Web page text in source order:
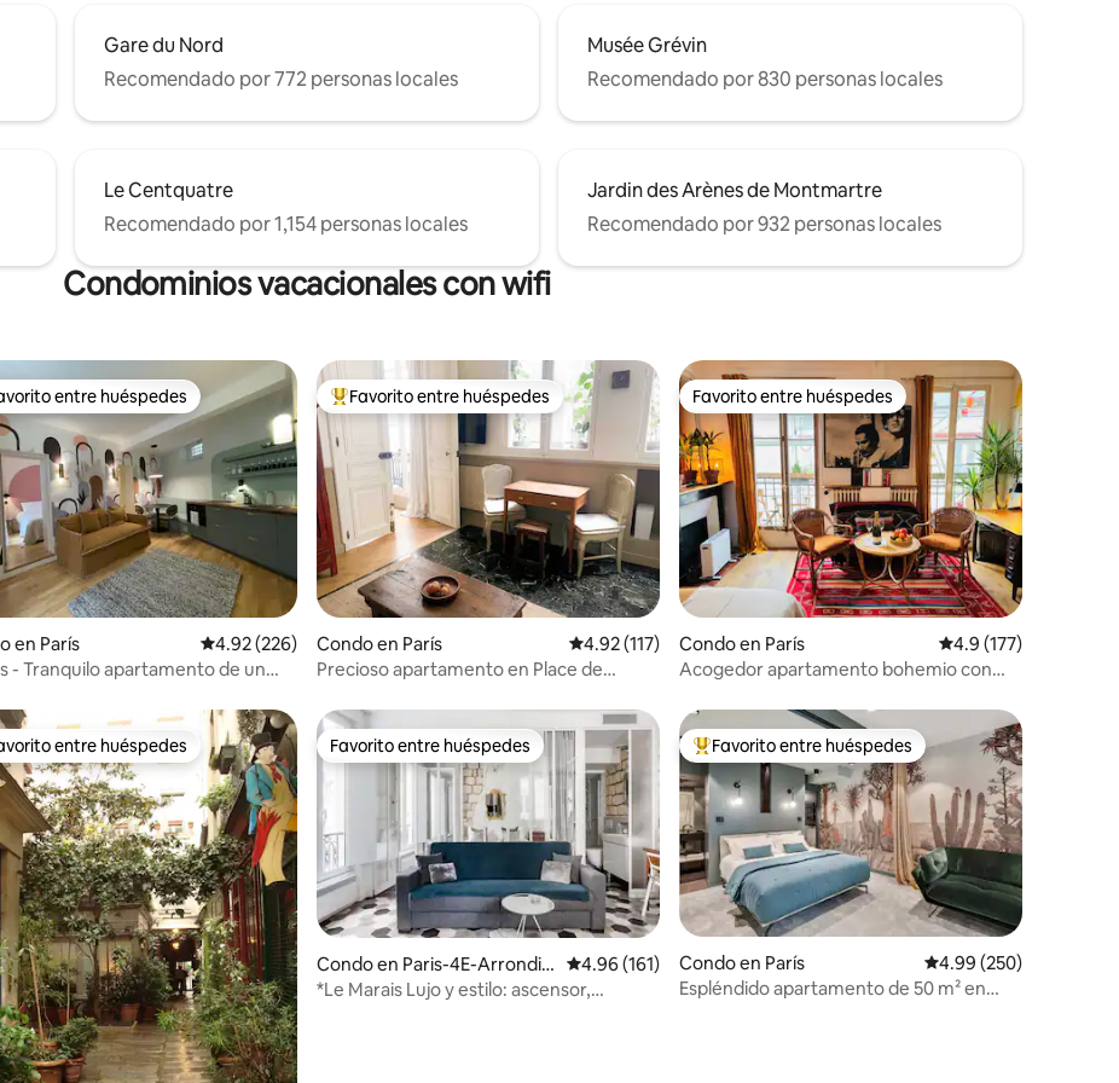
Gare du Nord
Recomendado por 772 personas locales
Musée Grévin
Recomendado por 830 personas locales
Le Centquatre
Recomendado por 1,154 personas locales
Jardin des Arènes de Montmartre
Recomendado por 932 personas locales
Condominios vacacionales con wifi
4.9 de 5, 104 reseñas
entre huéspedes preferido
entre huéspedes
en París Calificación promedio: 4.92 de 5, 226 reseñas
4.92 (226)
- Tranquilo apartamento de un
Favorito entre huéspedes preferido
Favorito entre huéspedes
Condo en París Calificación promedio: 4.92 de 5, 117 reseñas
4.92 (117)
Precioso apartamento en Place de
Favorito entre huéspedes
Favorito entre huéspedes
Condo en París Calificación
4.9 (177)
Acogedor apartamento bohemio con
entre huéspedes preferido
entre huéspedes Favorito entre huéspedes
Favorito entre huéspedes
Condo en Paris-4E-Arrondis
sement
Calificación promedio: 4.96 de 5, 161 reseñas
4.96 (161)
*Le Marais Lujo y estilo: ascensor,
Favorito entre huéspedes preferido
Favorito entre huéspedes
Condo en París Calificación promedio:
4.99 (250)
Espléndido apartamento de 50 m² en